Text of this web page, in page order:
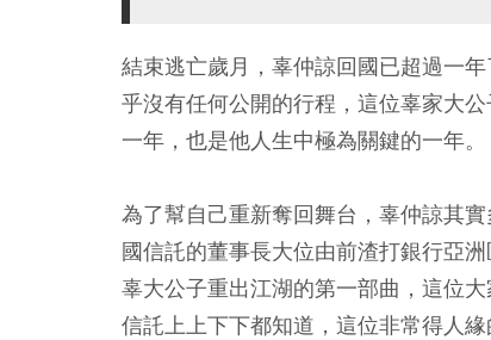
結束逃亡歲月，辜仲諒回國已超過一
乎沒有任何公開的行程，這位辜家大
一年，也是他人生中極為關鍵的一年。
為了幫自己重新奪回舞台，辜仲諒其
國信託的董事長大位由前渣打銀行亞
辜大公子重出江湖的第一部曲，這位
信託上上下下都知道，這位非常得人緣